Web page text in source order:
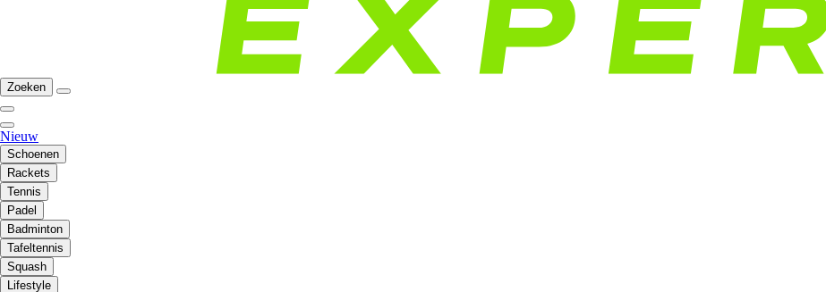
Zoeken
Nieuw
Schoenen
Rackets
Tennis
Padel
Badminton
Tafeltennis
Squash
Lifestyle